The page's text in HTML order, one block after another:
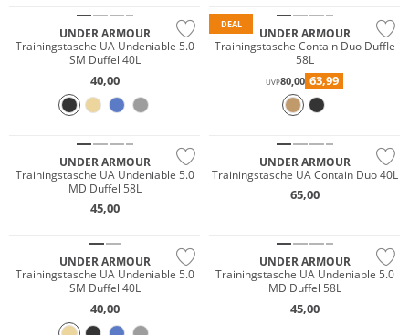
UNDER ARMOUR
Trainingstasche UA Undeniable 5.0
SM Duffel 40L
40,00
DEAL
UNDER ARMOUR
Trainingstasche Contain Duo Duffle
58L
UVP80,00 63,99
UNDER ARMOUR
Trainingstasche UA Undeniable 5.0
MD Duffel 58L
45,00
UNDER ARMOUR
Trainingstasche UA Contain Duo 40L
65,00
UNDER ARMOUR
Trainingstasche UA Undeniable 5.0
SM Duffel 40L
40,00
UNDER ARMOUR
Trainingstasche UA Undeniable 5.0
MD Duffel 58L
45,00